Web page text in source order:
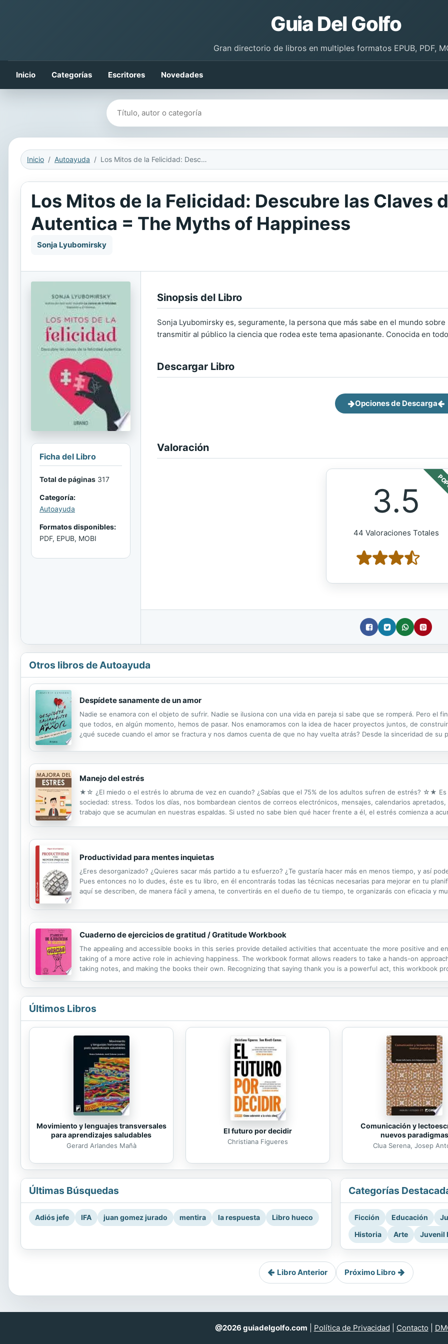
Guia Del Golfo
Gran directorio de libros en multiples formatos EPUB, PDF,
Inicio Categorías Escritores Novedades
Buscar libros
Inicio Autoayuda Los Mitos de la Felicidad: Descubre las Claves de la Felicidad Autentica = The Myths of Happiness
Los Mitos de la Felicidad: Descubre las Claves
Autentica = The Myths of Happiness
Sonja Lyubomirsky
Ficha del Libro
Total de páginas 317
Categoría:
Autoayuda
Formatos disponibles:
PDF, EPUB, MOBI
Sinopsis del Libro
Sonja Lyubomirsky es, seguramente, la persona que más sabe en el mundo
transmitir al público la ciencia que rodea este tema apasionante. Conocida en
Descargar Libro
Opciones de Descarga
Valoración
3.5
44 Valoraciones Totales
Otros libros de Autoayuda
Despídete sanamente de un amor
Nadie se enamora con el objeto de sufrir. Nadie se ilusiona con una vida en pareja si sabe que se romperá. Pero el
que todos, en algún momento, hemos de pasar. Nos enamoramos con la idea de hacer proyectos juntos, de
¿qué sucede cuando el amor se fractura y nos damos cuenta de que no hay vuelta atrás? Desde la sinceridad de su
Manejo del estrés
★☆ ¿El miedo o el estrés lo abruma de vez en cuando? ¿Sabías que el 75% de los adultos sufren de estrés? ☆★
sociedad: stress. Todos los días, nos bombardean cientos de correos electrónicos, mensajes, calendarios
trabajo que se acumulan en nuestras espaldas. Si usted no sabe bien qué hacer frente a él, el estrés comienza a
Productividad para mentes inquietas
¿Eres desorganizado? ¿Quieres sacar más partido a tu esfuerzo? ¿Te gustaría hacer más en menos tiempo, y así
Pues entonces no lo dudes, éste es tu libro, en él encontrarás todas las técnicas necesarias para mejorar en tu
aquí se describen, de manera fácil y amena, te convertirás en el dueño de tu tiempo, te organizarás con eficacia y
Cuaderno de ejercicios de gratitud / Gratitude Workbook
The appealing and accessible books in this series provide detailed activities that accentuate the more positive and
taking of a more active role in achieving happiness. The workbook format allows readers to take a hands-on
taking notes, and making the books their own. Recognizing that saying thank you is a powerful act, this workbook
Últimos Libros
Movimiento y lenguajes transversales
para aprendizajes saludables
Gerard Arlandes Mañà
El futuro por decidir
Christiana Figueres
Comunicación y
nuevos paradigmas
Clua Serena, Josep
Últimas Búsquedas
Adiós jefe IFA juan gomez jurado mentira la respuesta Libro hueco
Categorías
Ficción Educación
Historia
Arte Juvenil
Libro Anterior Próximo Libro
@2026 guiadelgolfo.com Política de Privacidad Contacto